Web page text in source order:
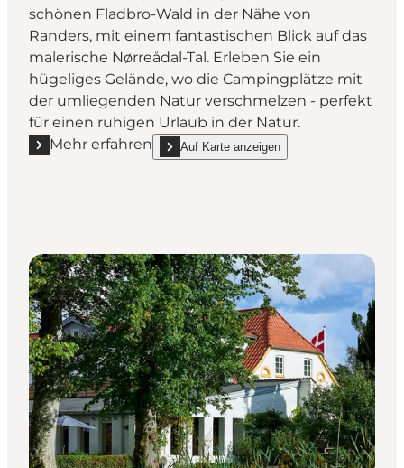
schönen Fladbro-Wald in der Nähe von
Randers, mit einem fantastischen Blick auf das
malerische Nørreådal-Tal. Erleben Sie ein
hügeliges Gelände, wo die Campingplätze mit
der umliegenden Natur verschmelzen - perfekt
für einen ruhigen Urlaub in der Natur.
Mehr erfahren
Mehr erfahren "Randers City Camp"
Auf Karte anzeigen
show Randers City Camp on_map